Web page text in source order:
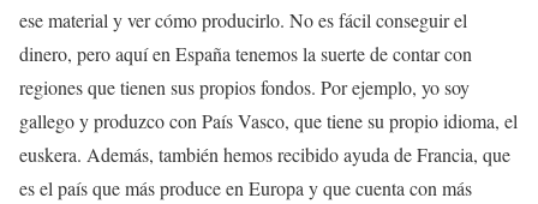
ese material y ver cómo producirlo. No es fácil conseguir el
dinero, pero aquí en España tenemos la suerte de contar con
regiones que tienen sus propios fondos. Por ejemplo, yo soy
gallego y produzco con País Vasco, que tiene su propio idioma, el
euskera. Además, también hemos recibido ayuda de Francia, que
es el país que más produce en Europa y que cuenta con más